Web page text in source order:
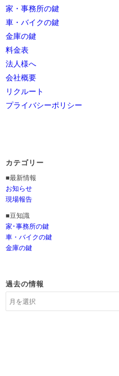
家・事務所の鍵
車・バイクの鍵
金庫の鍵
料金表
法人様へ
会社概要
リクルート
プライバシーポリシー
カテゴリー
■最新情報
お知らせ
現場報告
■豆知識
家･事務所の鍵
車・バイクの鍵
金庫の鍵
過去の情報